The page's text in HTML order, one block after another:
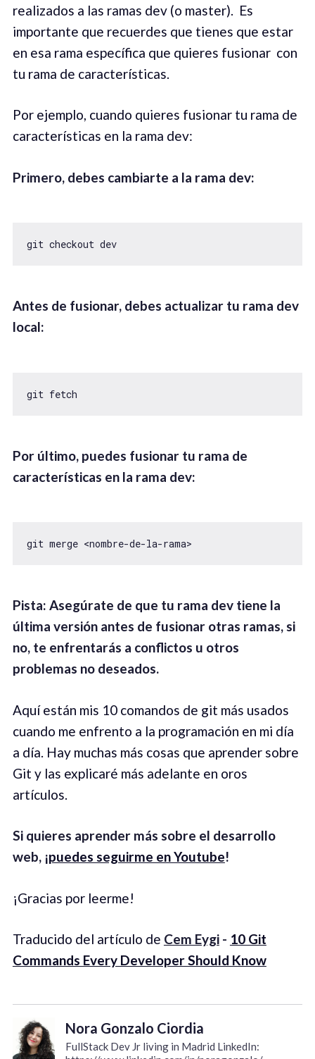
realizados a las ramas dev (o master). Es
importante que recuerdes que tienes que estar
en esa rama específica que quieres fusionar con
tu rama de características.
Por ejemplo, cuando quieres fusionar tu rama de
características en la rama dev:
Primero, debes cambiarte a la rama dev:
git checkout dev
Antes de fusionar, debes actualizar tu rama dev
local:
git fetch
Por último, puedes fusionar tu rama de
características en la rama dev:
git merge <nombre-de-la-rama>
Pista: Asegúrate de que tu rama dev tiene la
última versión antes de fusionar otras ramas, si
no, te enfrentarás a conflictos u otros
problemas no deseados.
Aquí están mis 10 comandos de git más usados
cuando me enfrento a la programación en mi día
a día. Hay muchas más cosas que aprender sobre
Git y las explicaré más adelante en oros
artículos.
Si quieres aprender más sobre el desarrollo
web, ¡puedes seguirme en Youtube!
¡Gracias por leerme!
Traducido del artículo de Cem Eygi- 10 Git
Commands Every Developer Should Know
Nora Gonzalo Ciordia
FullStack Dev Jr living in Madrid LinkedIn: